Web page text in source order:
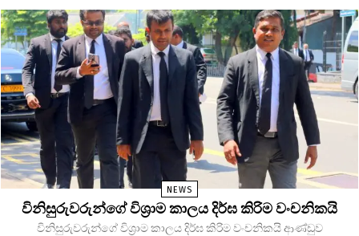
NEWS
විනිසුරුවරුන්ගේ විශ්‍රාම කාලය දිර්ඝ කිරිම වංචනිකයි
විනිසුරුවරුන්ගේ විශ්‍රාම කාලය දිර්ඝ කිරිම වංචනිකයි ආණ්ඩුව